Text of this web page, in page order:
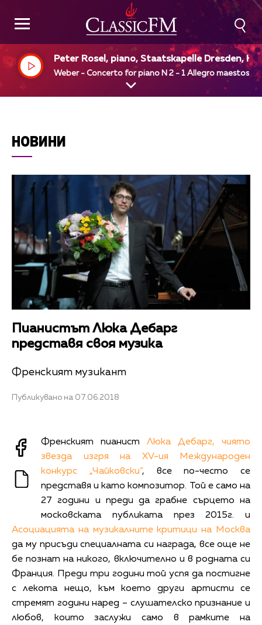
Peter Rosel, piano, Staatskapelle Dresden,
ert Blomstedt, dir
Weber - Concerto for piano N 2 - 1 Allegro maestoso
НОВИНИ
Пианистът Люка Дебарг
представя своя музика
Френският музикант
Публикувано на 07.06.2018
Френският пианист Люка Дебарг, чиято
звезда изгря на XV-ия Международен
конкурс „Чайковски“, все по-често се
представя и като композитор. Той е само на
27 години и преди да грабне сърцето на
московската публиката през 2015г. и
Асоциацията на музикалните критици на Москва
да му присъди специалната си награда, все още не
бе познат на никого, включително и в родната си
Франция. Преди три години той успя да постигне
с лекота нещо, към което други артисти се
стремят години наред – слушателско признание и
любов, които заслужи само в рамките на